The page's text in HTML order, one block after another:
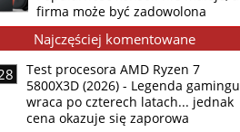
firma może być zadowolona
Najczęściej komentowane
Test procesora AMD Ryzen 7
5800X3D (2026) - Legenda gamingu
wraca po czterech latach... jednak
cena okazuje się zaporowa